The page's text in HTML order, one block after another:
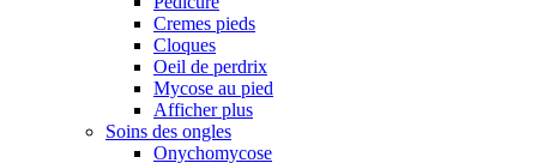
Cremes pieds
Cloques
Oeil de perdrix
Mycose au pied
Afficher plus
Soins des ongles
Onychomycose